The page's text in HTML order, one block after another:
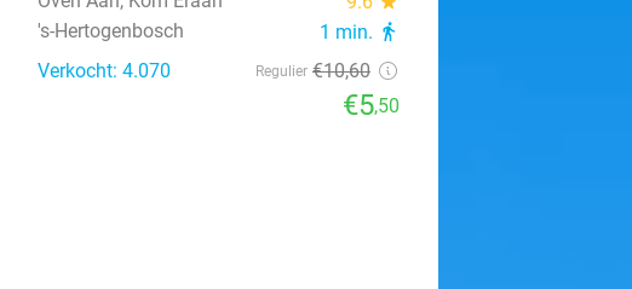
's-Hertogenbosch 1 min. directions_walk
Verkocht: 4.070 Regulier €10,60
€5,50